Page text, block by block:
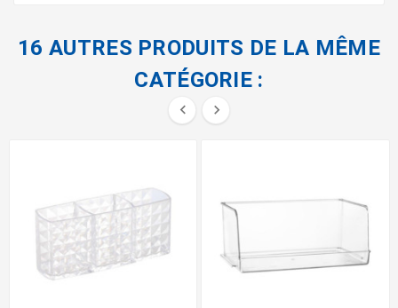
16 AUTRES PRODUITS DE LA MÊME
CATÉGORIE :
 